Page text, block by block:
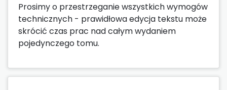
Prosimy o przestrzeganie wszystkich wymogów
technicznych - prawidłowa edycja tekstu może
skrócić czas prac nad całym wydaniem
pojedynczego tomu.